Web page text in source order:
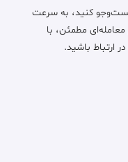
کنید، به سرعت
مطمئن، با
ارتباط باشید.